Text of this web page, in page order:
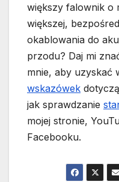
większy falownik o
większej,
okablowania do
przodu? Daj mi
mnie, aby uzyskać
wskazówek
jak sprawdzanie
mojej stronie,
Facebooku.